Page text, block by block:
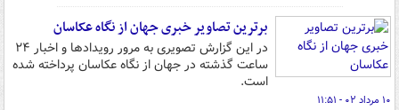
برترین تصاویر خبری جهان از نگاه عکاسان
در این گزارش تصویری به مرور رویدادها و اخبار ۲۴
ساعت گذشته در جهان از نگاه عکاسان پرداخته شده
است.
۱۰ مرداد ۰۲ - ۱۱:۵۱